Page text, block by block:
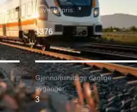
Laveste pris:
$376
Gjennomsnittlige daglige
avganger:
3